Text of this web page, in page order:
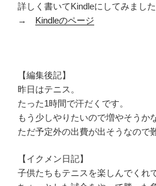
詳しく書いてKindleにしてみました
→ Kindleのページ
【編集後記】
昨日はテニス。
たった1時間で汗だくです。
もう少しやりたいので増やそうか
ただ予定外の出費が出そうなので
【イクメン日記】
子供たちもテニスを楽しんでくれ